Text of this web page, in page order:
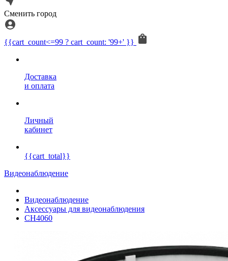
Сменить город
{{cart_count<=99 ? cart_count: '99+' }}
Доставка
и оплата
Личный
кабинет
{{cart_total}}
Видеонаблюдение
Видеонаблюдение
Аксессуары для видеонаблюдения
CH4060